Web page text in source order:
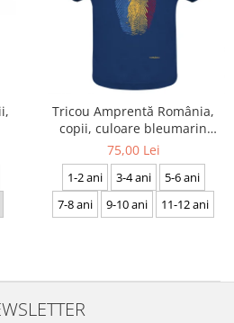
Tricou Amprentă România,
copii, culoare bleumarin
CRP27
75,00 Lei
1-2 ani 3-4 ani
5-6 ani
7-8 ani
9-10 ani 11-12 ani